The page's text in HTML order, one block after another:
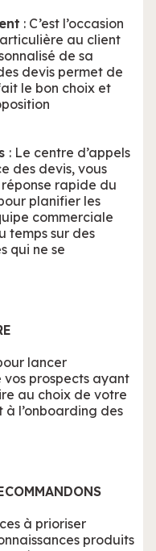
: C’est l’occasion
au client
de sa
devis permet de
le bon choix et
: Le centre d’appels
des devis, vous
rapide du
planifier les
commerciale
temps sur des
qui ne se
lancer
vos prospects ayant
au choix de votre
l’onboarding des
à prioriser
produits